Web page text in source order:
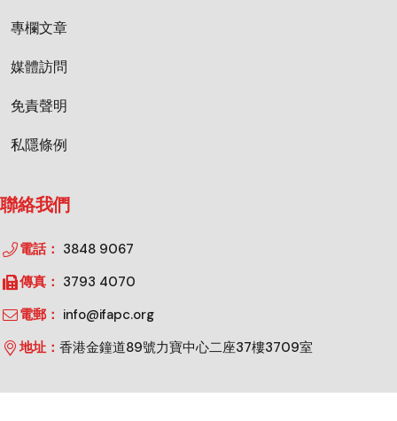
專欄文章
媒體訪問
免責聲明
私隱條例
聯絡我們
電話： 3848 9067
傳真： 3793 4070
電郵： info@ifapc.org
地址： 香港金鐘道89號力寶中心二座37樓3709室